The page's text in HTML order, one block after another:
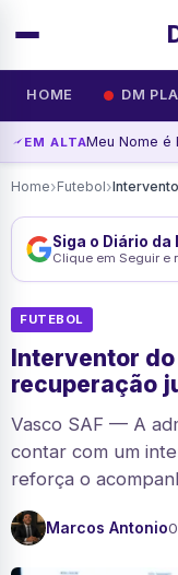
HOME DM
EM ALTA
Home›Futebol›
Siga o Diário da
Clique em Seguir e
FUTEBOL
Interventor do
recuperação
Vasco SAF — A
contar com um
reforça o
Marcos Antonio